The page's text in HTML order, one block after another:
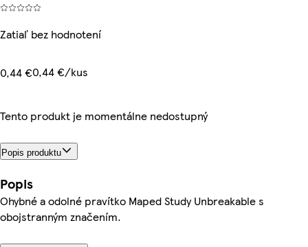
Zatiaľ bez hodnotení
0,44 €0,44 €/kus
Tento produkt je momentálne nedostupný
Popis produktu
Popis
Ohybné a odolné pravítko Maped Study Unbreakable s
obojstranným značením.